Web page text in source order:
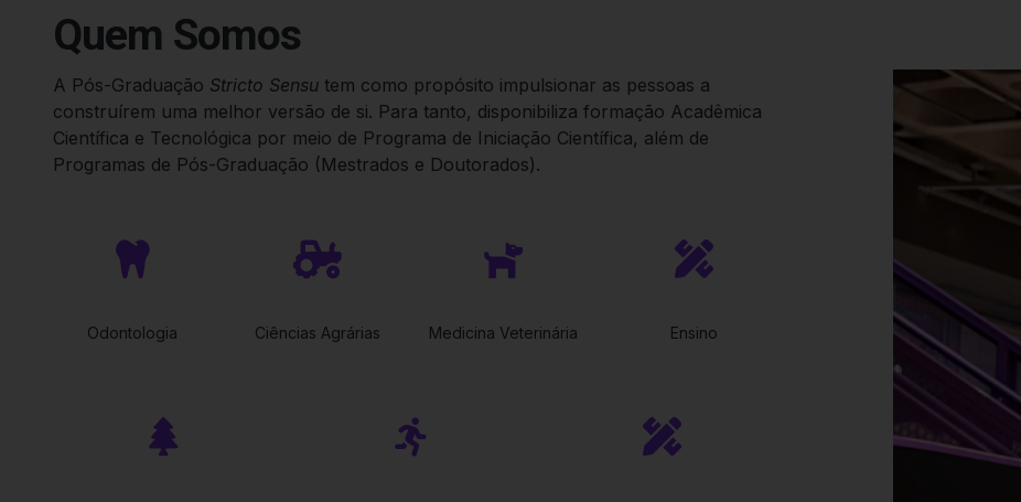
Quem Somos
A Pós-Graduação Stricto Sensu tem como propósito impulsionar as pessoas a
construírem uma melhor versão de si. Para tanto, disponibiliza formação Acadêmica
Científica e Tecnológica por meio de Programa de Iniciação Científica, além de
Programas de Pós-Graduação (Mestrados e Doutorados).
Odontologia Ciências Agrárias Medicina Veterinária Ensino